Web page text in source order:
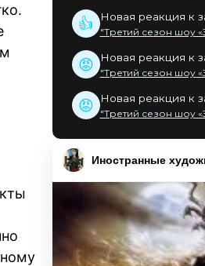
👍 Новая реакция к
"Третий сезон шоу
😡 Новая реакция к
"Третий сезон шоу
😡 Новая реакция к
"Третий сезон шоу
Иностранные